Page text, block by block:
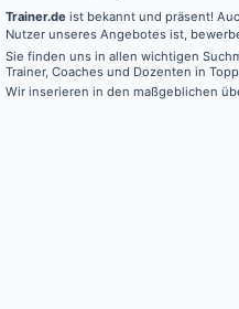
Trainer.de ist bekannt und präsent!
Nutzer unseres Angebotes ist,
Sie finden uns in allen wichtigen
Trainer, Coaches und Dozenten in
Wir inserieren in den maßgeblichen